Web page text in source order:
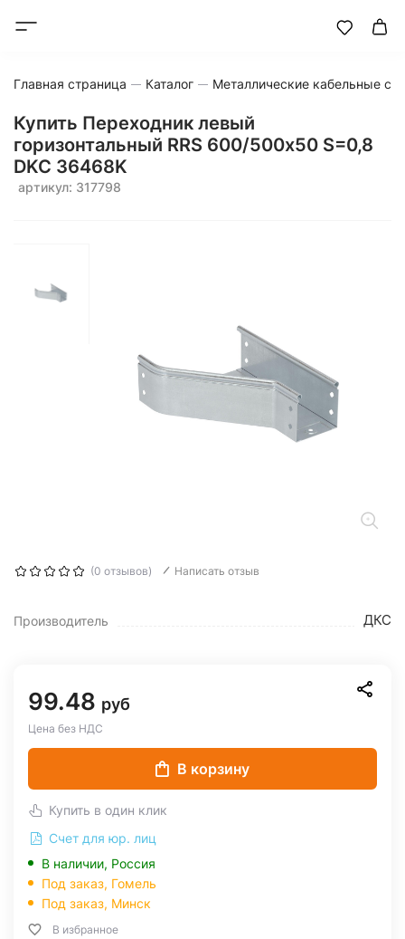
Главная страница Каталог Металлические кабельные
Купить Переходник левый
горизонтальный RRS 600/500х50 S=0,8
DKC 36468K
артикул: 317798
(0 отзывов) Написать отзыв
Производитель ДКС
99.48 руб
Цена без НДС
В корзину
Купить в один клик
Счет для юр. лиц
В наличии, Россия
Под заказ, Гомель
Под заказ, Минск
В избранное